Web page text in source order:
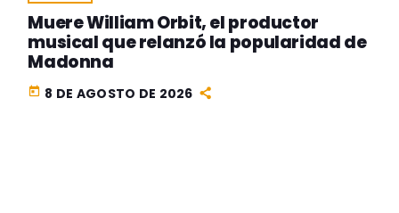
Muere William Orbit, el productor
musical que relanzó la popularidad de
Madonna
today 8 DE AGOSTO DE 2026